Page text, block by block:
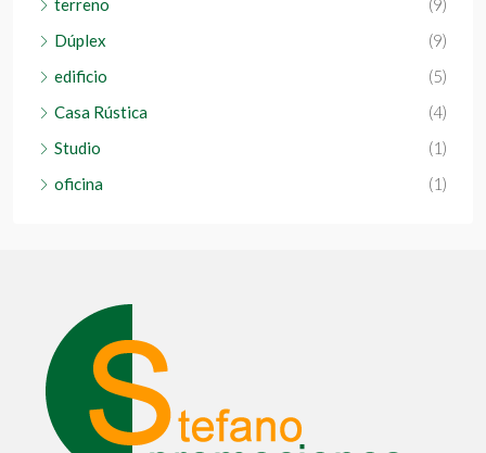
terreno
(9)
Dúplex
(9)
edificio
(5)
Casa Rústica
(4)
Studio
(1)
oficina
(1)